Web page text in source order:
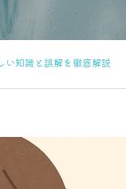
い知識と誤解を徹底解説